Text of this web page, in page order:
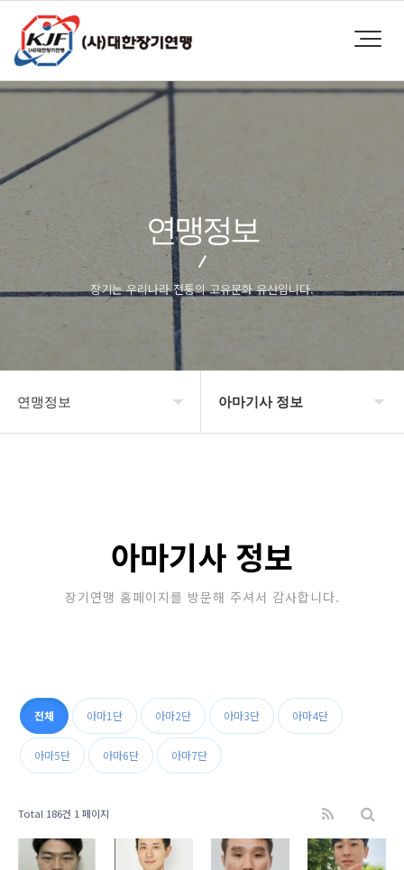
연맹정보
장기는 우리나라 전통의 고유문화 유산입니다.
연맹정보 아마기사 정보
자료실
아마기사 정보
장기연맹 홈페이지를 방문해 주셔서 감사합니다.
전체 아마1단 아마2단 아마3단 아마4단
아마5단 아마6단 아마7단
Total 186건 1 페이지